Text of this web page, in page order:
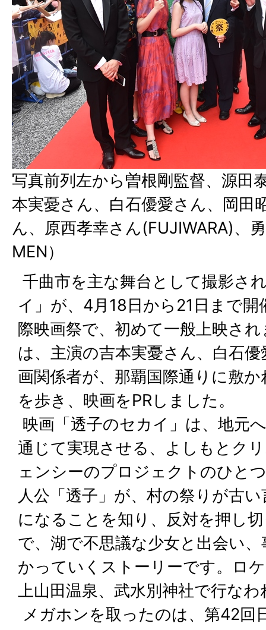
写真前列左から曽根剛監督、源田
本実憂さん、白石優愛さん、岡田
ん、原西孝幸さん(FUJIWARA)、
MEN）
千曲市を主な舞台として撮影さ
イ」が、4月18日から21日まで開
際映画祭で、初めて一般上映さ
は、主演の吉本実憂さん、白石
画関係者が、那覇国際通りに敷
を歩き、映画をPRしました。
映画「透子のセカイ」は、地元
通じて実現させる、よしもとク
ェンシーのプロジェクトのひと
人公「透子」が、村の祭りが古
になることを知り、反対を押し
で、湖で不思議な少女と出会い
かっていくストーリーです。ロ
上山田温泉、武水別神社で行な
メガホンを取ったのは、第42回